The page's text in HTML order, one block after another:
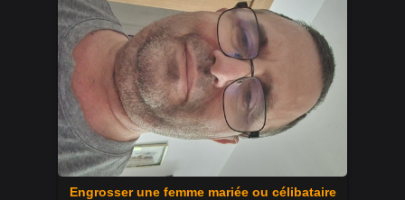
Engrosser une femme mariée ou célibataire